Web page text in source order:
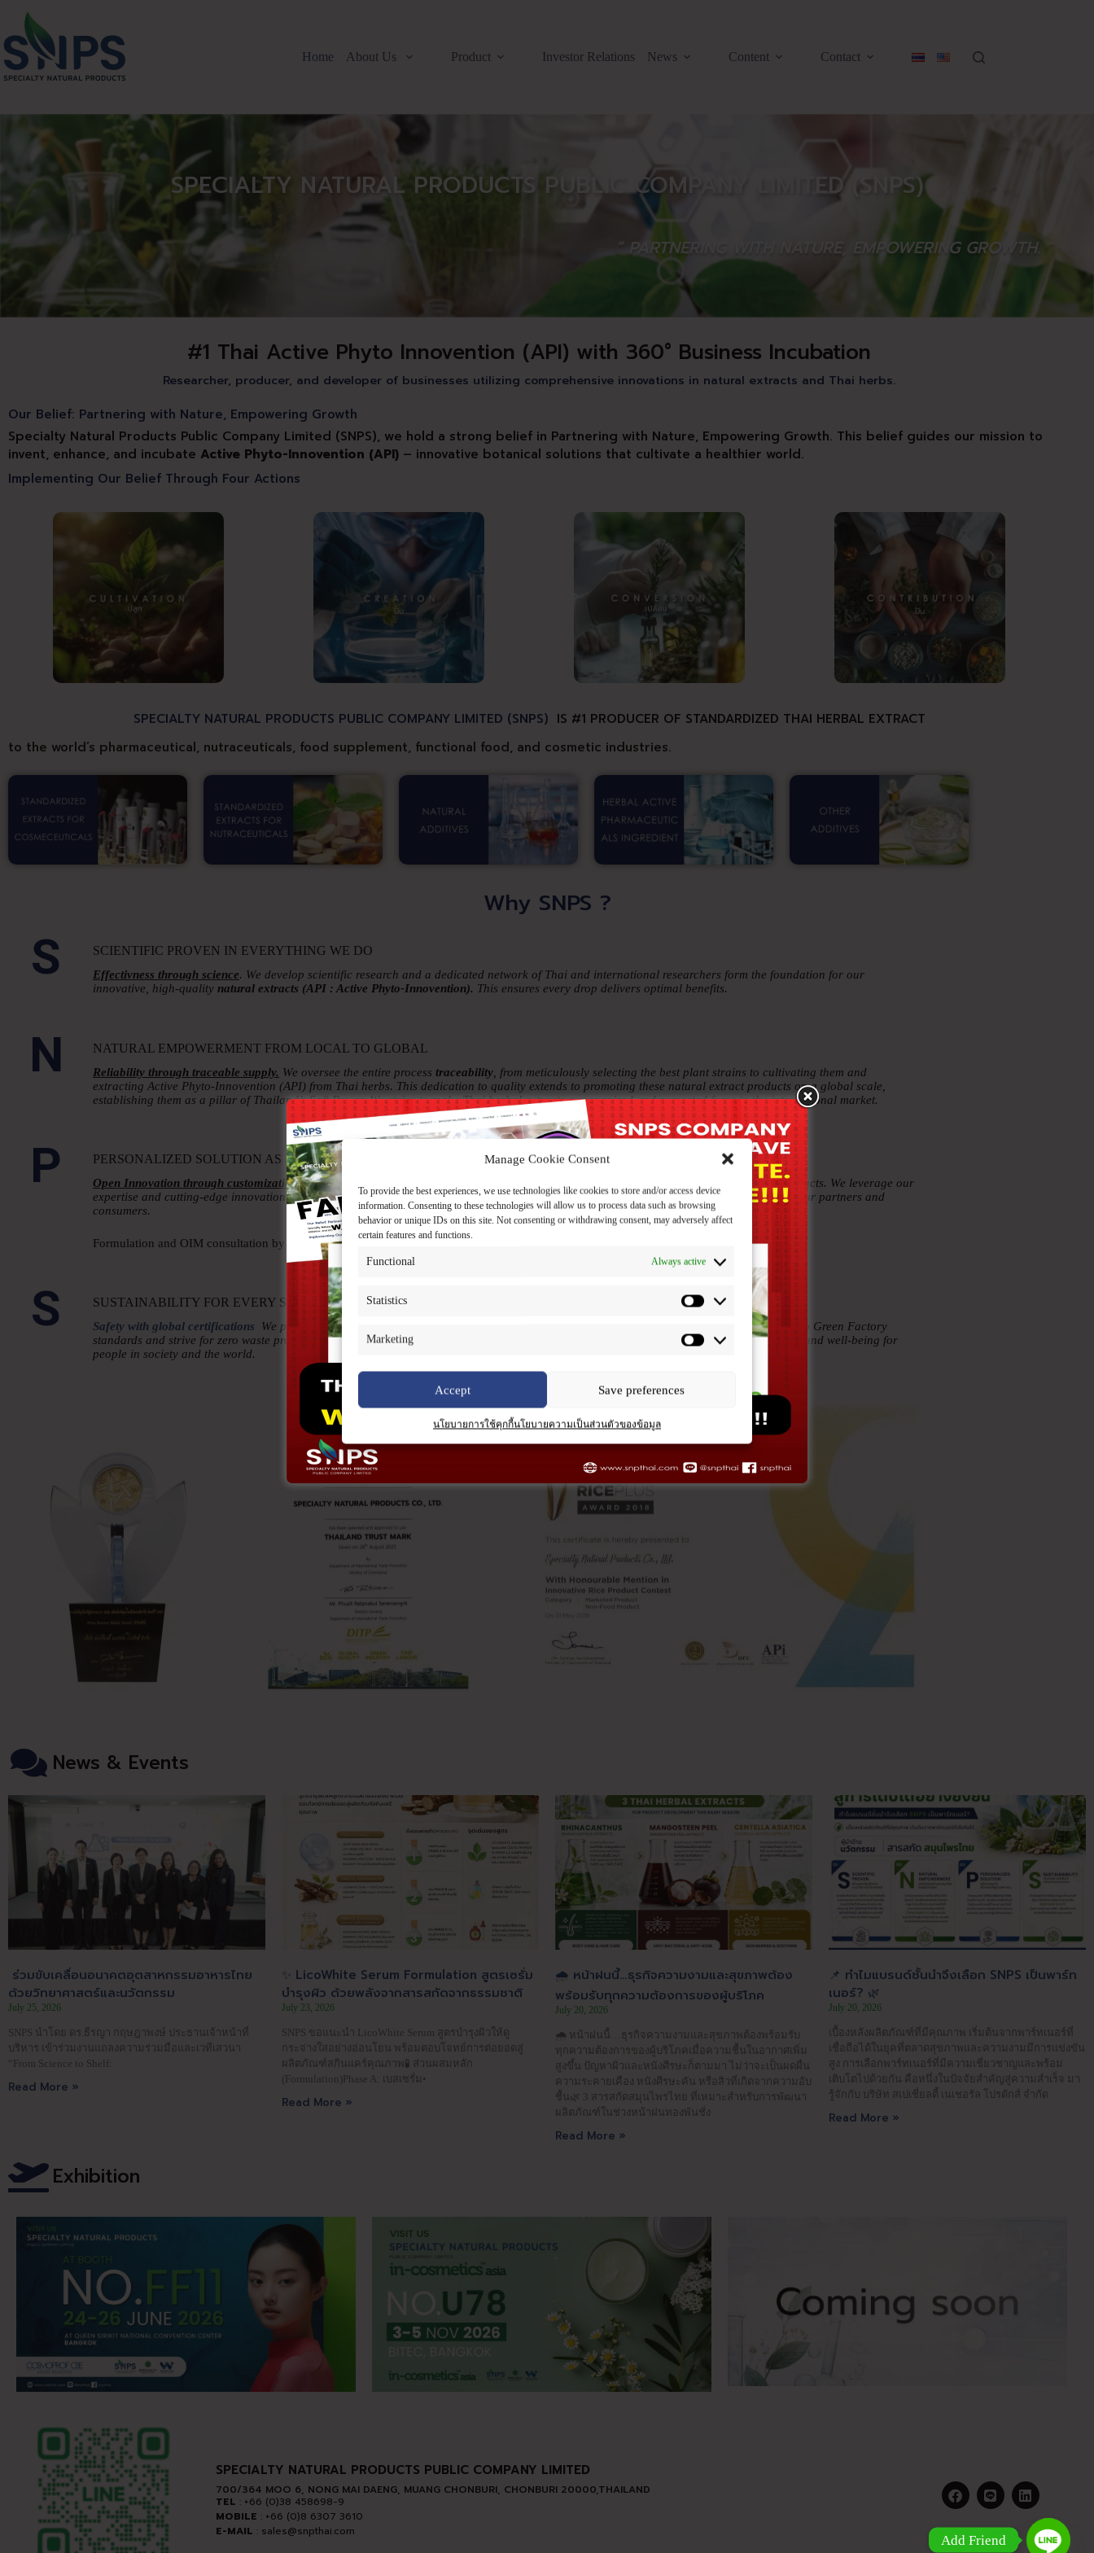
Manage Cookie Consent
To provide the best experiences, we use technologies like cookies to store and/or access device
information. Consenting to these technologies will allow us to process data such as browsing
behavior or unique IDs on this site. Not consenting or withdrawing consent, may adversely affect
certain features and functions.
Functional Always active
Statistics
Marketing
Accept Save preferences
นโยบายการใช้คุกกี้นโยบายความเป็นส่วนตัวของข้อมูล
Home About Us Product Investor Relations News Content Contact
SPECIALTY NATURAL PRODUCTS PUBLIC COMPANY LIMITED (SNPS)
“ PARTNERING WITH NATURE, EMPOWERING GROWTH. ”
#1 Thai Active Phyto Innovention (API) with 360° Business Incubation
Researcher, producer, and developer of businesses utilizing comprehensive innovations in natural extracts and Thai herbs.
Our Belief: Partnering with Nature, Empowering Growth
Specialty Natural Products Public Company Limited (SNPS), we hold a strong belief in Partnering with Nature, Empowering Growth. This belief guides our mission to
invent, enhance, and incubate Active Phyto-Innovention (API) – innovative botanical solutions that cultivate a healthier world.
Implementing Our Belief Through Four Actions
SPECIALTY NATURAL PRODUCTS PUBLIC COMPANY LIMITED (SNPS) IS #1 PRODUCER OF STANDARDIZED THAI HERBAL EXTRACT
to the world’s pharmaceutical, nutraceuticals, food supplement, functional food, and cosmetic industries.
Why SNPS ?
S SCIENTIFIC PROVEN IN EVERYTHING WE DO
Effectivness through science. We develop scientific research and a dedicated network of Thai and international researchers form the foundation for our
innovative, high-quality natural extracts (API : Active Phyto-Innovention). This ensures every drop delivers optimal benefits.
N NATURAL EMPOWERMENT FROM LOCAL TO GLOBAL
Reliability through traceable supply. We oversee the entire process traceability, from meticulously selecting the best plant strains to cultivating them and
extracting Active Phyto-Innovention (API) from Thai herbs. This dedication to quality extends to promoting these natural extract products on a global scale,
establishing them as a pillar of Thailand’s Soft Power. We strive to make Thai herbal extracts a recognized and respected force in the international market.
P PERSONALIZED SOLUTION AS INCUBATED PARTNER
Open Innovation through customization.We collaborate with partners to develop and launch high-quality and safe health and beauty products. We leverage our
expertise and cutting-edge innovations to create the best possible extracts. We offer a wide range of solutions to meet the specific needs of our partners and
consumers.
Formulation and OIM consultation by Specialty Innovation Co., Ltd.
S SUSTAINABILITY FOR EVERY STAKEHOLDERS
Safety with global certifications We prioritize sustainability throughout all operations, from start to finish. We conduct business according to Green Factory
standards and strive for zero waste production. This allows our business to grow sustainably and benefit all sectors, promoting good health and well-being for
people in society and the world.
News & Events
ร่วมขับเคลื่อนอนาคตอุตสาหกรรมอาหารไทย
ด้วยวิทยาศาสตร์และนวัตกรรม
July 25, 2026
SNPS นำโดย ดร.ธีรญา กฤษฎาพงษ์ ประธานเจ้าหน้าที่
บริหาร เข้าร่วมงานแถลงความร่วมมือและเวทีเสวนา
“From Science to Shelf:
Read More »
✨ LicoWhite Serum Formulation สูตรเซรั่ม
บำรุงผิว ด้วยพลังจากสารสกัดจากธรรมชาติ
July 23, 2026
SNPS ขอแนะนำ LicoWhite Serum สูตรบำรุงผิวให้ดู
กระจ่างใสอย่างอ่อนโยน พร้อมตอบโจทย์การต่อยอดสู่
ผลิตภัณฑ์สกินแคร์คุณภาพ🧪 ส่วนผสมหลัก
(Formulation)Phase A: เบสเซรั่ม•
Read More »
🌧️ หน้าฝนนี้…ธุรกิจความงามและสุขภาพต้อง
พร้อมรับทุกความต้องการของผู้บริโภค
July 20, 2026
🌧️ หน้าฝนนี้…ธุรกิจความงามและสุขภาพต้องพร้อมรับ
ทุกความต้องการของผู้บริโภคเมื่อความชื้นในอากาศเพิ่ม
สูงขึ้น ปัญหาผิวและหนังศีรษะก็ตามมา ไม่ว่าจะเป็นผดผื่น
ความระคายเคือง หนังศีรษะคัน หรือสิวที่เกิดจากความอับ
ชื้น🌿 3 สารสกัดสมุนไพรไทย ที่เหมาะสำหรับการพัฒนา
ผลิตภัณฑ์ในช่วงหน้าฝนทองพันชั่ง
Read More »
📌 ทำไมแบรนด์ชั้นนำจึงเลือก SNPS เป็นพาร์ท
เนอร์? 🌿
July 20, 2026
เบื้องหลังผลิตภัณฑ์ที่มีคุณภาพ เริ่มต้นจากพาร์ทเนอร์ที่
เชื่อถือได้ในยุคที่ตลาดสุขภาพและความงามมีการแข่งขัน
สูง การเลือกพาร์ทเนอร์ที่มีความเชี่ยวชาญและพร้อม
เติบโตไปด้วยกัน คือหนึ่งในปัจจัยสำคัญสู่ความสำเร็จ มา
รู้จักกับ บริษัท สเปเชี่ยลตี้ เนเชอรัล โปรดักส์ จำกัด
Read More »
Exhibition
SPECIALTY NATURAL PRODUCTS PUBLIC COMPANY LIMITED
700/364 MOO 6, NONG MAI DAENG, MUANG CHONBURI, CHONBURI 20000,THAILAND
TEL : +66 (0)38 458698-9
MOBILE : +66 (0)8 6307 3610
E-MAIL : sales@snpthai.com
Add Friend